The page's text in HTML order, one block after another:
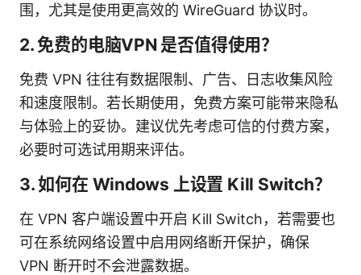
围，尤其是使用更高效的 WireGuard 协议时。
2. 免费的电脑VPN 是否值得使用？
免费 VPN 往往有数据限制、广告、日志收集风险
和速度限制。若长期使用，免费方案可能带来隐私
与体验上的妥协。建议优先考虑可信的付费方案，
必要时可选试用期来评估。
3. 如何在 Windows 上设置 Kill Switch？
在 VPN 客户端设置中开启 Kill Switch，若需要也
可在系统网络设置中启用网络断开保护，确保
VPN 断开时不会泄露数据。